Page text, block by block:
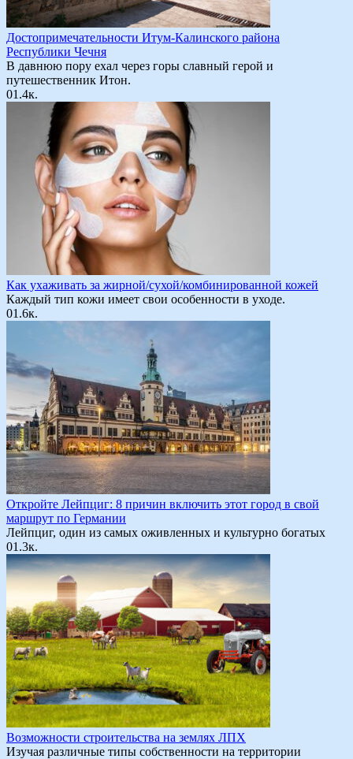
Достопримечательности Итум-Калинского района
Республики Чечня
В давнюю пору ехал через горы славный герой и
путешественник Итон.
01.4к.
Как ухаживать за жирной/сухой/комбинированной кожей
Каждый тип кожи имеет свои особенности в уходе.
01.6к.
Откройте Лейпциг: 8 причин включить этот город в свой
маршрут по Германии
Лейпциг, один из самых оживленных и культурно богатых
01.3к.
Возможности строительства на землях ЛПХ
Изучая различные типы собственности на территории